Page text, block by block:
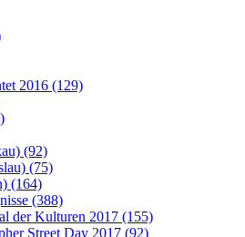
2016 (129)
(92)
(75)
(164)
(388)
der Kulturen 2017 (155)
Street Day 2017 (92)